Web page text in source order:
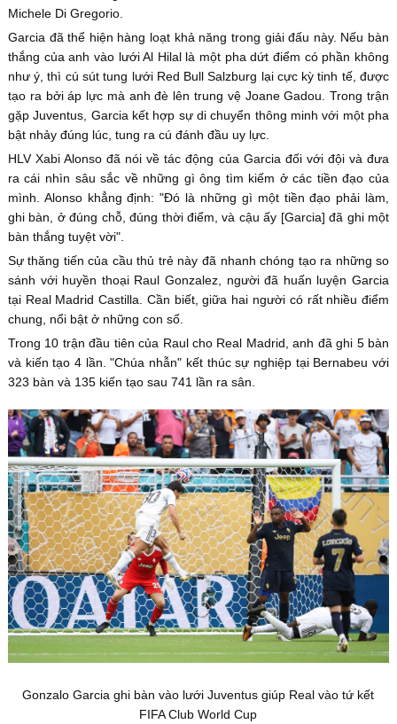
Michele Di Gregorio.
Garcia đã thể hiện hàng loạt khả năng trong giải đấu này. Nếu bàn
thắng của anh vào lưới Al Hilal là một pha dứt điểm có phần không
như ý, thì cú sút tung lưới Red Bull Salzburg lại cực kỳ tinh tế, được
tạo ra bởi áp lực mà anh đè lên trung vệ Joane Gadou. Trong trận
gặp Juventus, Garcia kết hợp sự di chuyển thông minh với một pha
bật nhảy đúng lúc, tung ra cú đánh đầu uy lực.
HLV Xabi Alonso đã nói về tác động của Garcia đối với đội và đưa
ra cái nhìn sâu sắc về những gì ông tìm kiếm ở các tiền đạo của
mình. Alonso khẳng định: "Đó là những gì một tiền đạo phải làm,
ghi bàn, ở đúng chỗ, đúng thời điểm, và cậu ấy [Garcia] đã ghi một
bàn thắng tuyệt vời".
Sự thăng tiến của cầu thủ trẻ này đã nhanh chóng tạo ra những so
sánh với huyền thoại Raul Gonzalez, người đã huấn luyện Garcia
tại Real Madrid Castilla. Cần biết, giữa hai người có rất nhiều điểm
chung, nổi bật ở những con số.
Trong 10 trận đầu tiên của Raul cho Real Madrid, anh đã ghi 5 bàn
và kiến tạo 4 lần. "Chúa nhẫn" kết thúc sự nghiệp tại Bernabeu với
323 bàn và 135 kiến tạo sau 741 lần ra sân.
Gonzalo Garcia ghi bàn vào lưới Juventus giúp Real vào tứ kết
FIFA Club World Cup